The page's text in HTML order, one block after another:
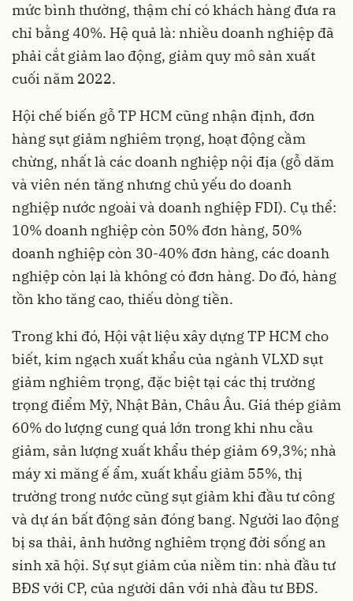
mức bình thường, thậm chí có khách hàng đưa ra
chỉ bằng 40%. Hệ quả là: nhiều doanh nghiệp đã
phải cắt giảm lao động, giảm quy mô sản xuất
cuối năm 2022.
Hội chế biến gỗ TP HCM cũng nhận định, đơn
hàng sụt giảm nghiêm trọng, hoạt động cầm
chừng, nhất là các doanh nghiệp nội địa (gỗ dăm
và viên nén tăng nhưng chủ yếu do doanh
nghiệp nước ngoài và doanh nghiệp FDI). Cụ thể:
10% doanh nghiệp còn 50% đơn hàng, 50%
doanh nghiệp còn 30-40% đơn hàng, các doanh
nghiệp còn lại là không có đơn hàng. Do đó, hàng
tồn kho tăng cao, thiếu dòng tiền.
Trong khi đó, Hội vật liệu xây dựng TP HCM cho
biết, kim ngạch xuất khẩu của ngành VLXD sụt
giảm nghiêm trọng, đặc biệt tại các thị trường
trọng điểm Mỹ, Nhật Bản, Châu Âu. Giá thép giảm
60% do lượng cung quá lớn trong khi nhu cầu
giảm, sản lượng xuất khẩu thép giảm 69,3%; nhà
máy xi măng ế ẩm, xuất khẩu giảm 55%, thị
trường trong nước cũng sụt giảm khi đầu tư công
và dự án bất động sản đóng bang. Người lao động
bị sa thải, ảnh hưởng nghiêm trọng đời sống an
sinh xã hội. Sự sụt giảm của niềm tin: nhà đầu tư
BĐS với CP, của người dân với nhà đầu tư BĐS.